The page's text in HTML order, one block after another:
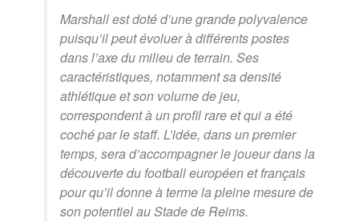
Marshall est doté d’une grande polyvalence
puisqu’il peut évoluer à différents postes
dans l’axe du milieu de terrain. Ses
caractéristiques, notamment sa densité
athlétique et son volume de jeu,
correspondent à un profil rare et qui a été
coché par le staff. L’idée, dans un premier
temps, sera d’accompagner le joueur dans la
découverte du football européen et français
pour qu’il donne à terme la pleine mesure de
son potentiel au Stade de Reims.